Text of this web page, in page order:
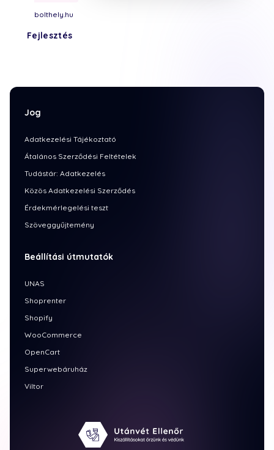
bolthely.hu
Fejlesztés
Jog
Adatkezelési Tájékoztató
Átalános Szerződési Feltételek
Tudástár: Adatkezelés
Közös Adatkezelési Szerződés
Érdekmérlegelési teszt
Szöveggyűjtemény
Beállítási útmutatók
UNAS
Shoprenter
Shopify
WooCommerce
OpenCart
Superwebáruház
Viltor